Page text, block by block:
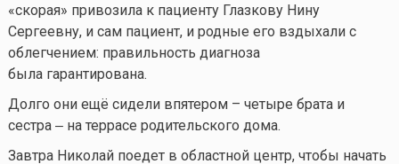
«скорая» привозила к пациенту Глазкову Нину
Сергеевну, и сам пациент, и родные его вздыхали с
облегчением: правильность диагноза
была гарантирована.
Долго они ещё сидели впятером – четыре брата и
сестра ‒ на террасе родительского дома.
Завтра Николай поедет в областной центр, чтобы начать